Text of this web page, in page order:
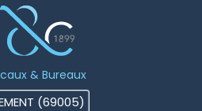
& Bureaux
(69005)